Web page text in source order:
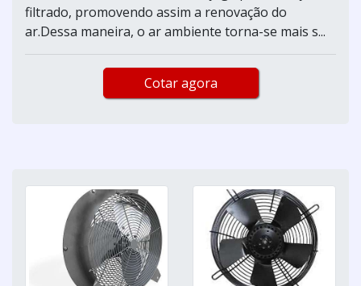
filtrado, promovendo assim a renovação do
ar.Dessa maneira, o ar ambiente torna-se mais s...
Cotar agora